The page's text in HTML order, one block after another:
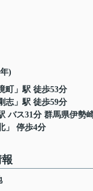
)
町
」駅 徒歩53分
志」駅 徒歩59分
バス31分 群馬県伊勢
」 停歩4分